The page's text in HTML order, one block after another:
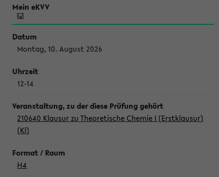
Montag, 10. August 2026
12-14
210640 Klausur zu Theoretische Chemie I (Erstklausur)
(Kl)
H4